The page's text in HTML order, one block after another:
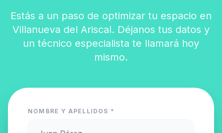
Estás a un paso de optimizar tu espacio en
Villanueva del Ariscal. Déjanos tus datos y
un técnico especialista te llamará hoy
mismo.
NOMBRE Y APELLIDOS *